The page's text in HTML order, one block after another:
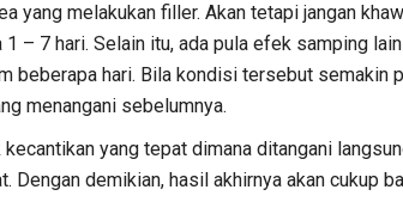
yang melakukan filler. Akan tetapi jangan
– 7 hari. Selain itu, ada pula efek samping
beberapa hari. Bila kondisi tersebut semakin
menangani sebelumnya.
yang tepat dimana ditangani
Dengan demikian, hasil akhirnya akan cukup